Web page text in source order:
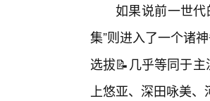
如果说前一世
集”则进入了一个诸
选拔📝几乎等同于
上悠亚、深田咏美